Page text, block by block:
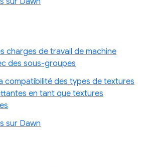
charges de travail de machine
des sous-groupes
compatibilité des types de textures
en tant que textures
sur Dawn